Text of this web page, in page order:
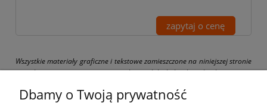
zapytaj o cenę
Wszystkie materiały graficzne i tekstowe zamieszczone na niniejszej stronie
są chronione prawami autorskimi. Jakiekolwiek ich kopiowanie
zabronione i grozi pociągnięciem do odpowiedzialności karnej i cywilnej.
Dbamy o Twoją prywatność